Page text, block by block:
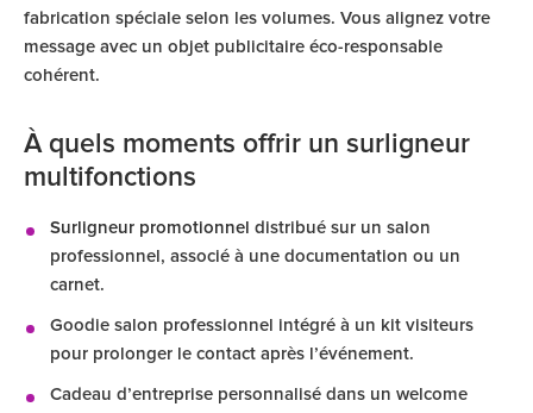
fabrication spéciale selon les volumes. Vous alignez votre
message avec un objet publicitaire éco-responsable
cohérent.
À quels moments offrir un surligneur
multifonctions
Surligneur promotionnel distribué sur un salon
professionnel, associé à une documentation ou un
carnet.
Goodie salon professionnel intégré à un kit visiteurs
pour prolonger le contact après l’événement.
Cadeau d’entreprise personnalisé dans un welcome